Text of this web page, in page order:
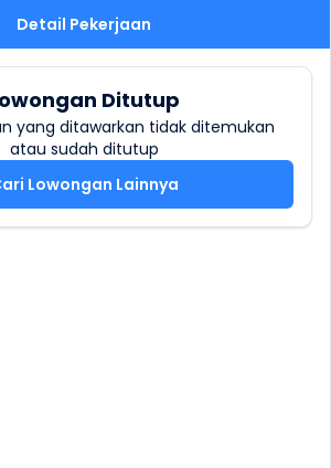
Detail Pekerjaan
Ditutup
yang ditawarkan tidak ditemukan
atau sudah ditutup
Lowongan Lainnya